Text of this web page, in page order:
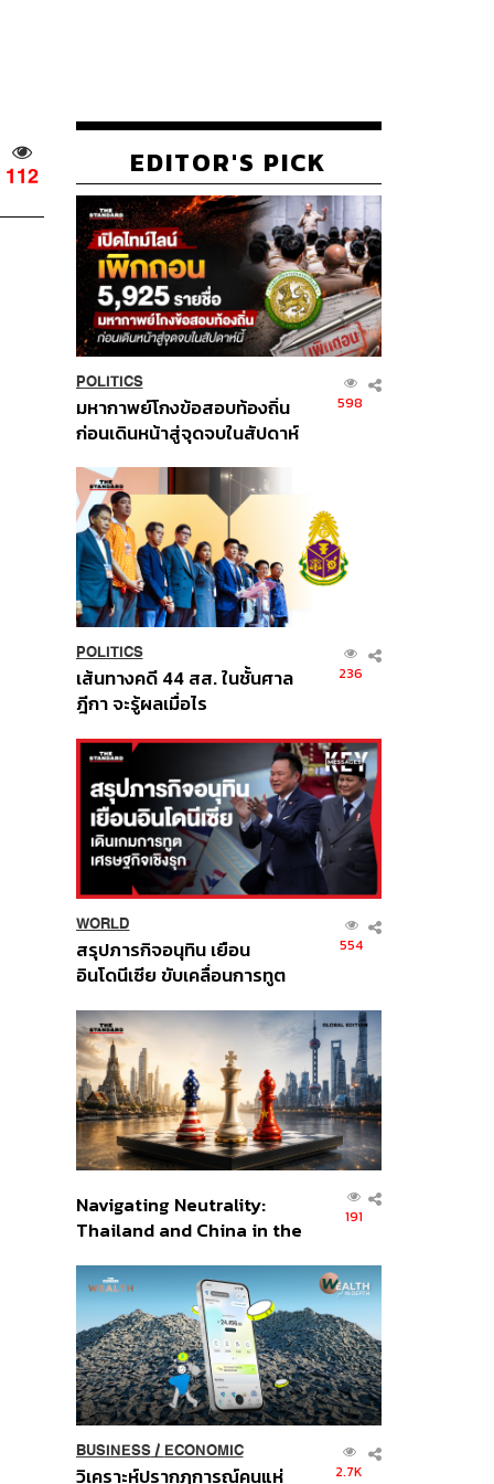
112 EDITOR'S PICK
POLITICS
มหากาพย์โกงข้อสอบท้องถิ่น
ก่อนเดินหน้าสู่จุดจบในสัปดาห์
598
POLITICS
เส้นทางคดี 44 สส. ในชั้นศาล
ฎีกา จะรู้ผลเมื่อไร
236
WORLD
สรุปภารกิจอนุทิน เยือน
อินโดนีเซีย ขับเคลื่อนการทูต
ส่วนยุทธศาสตร์ไทย –
อินโดนีเซีย
554
Navigating Neutrality:
Thailand and China in the
Order
191
BUSINESS/ ECONOMIC
วิเคราะห์ปรากฏการณ์คนแห่ 2.7K